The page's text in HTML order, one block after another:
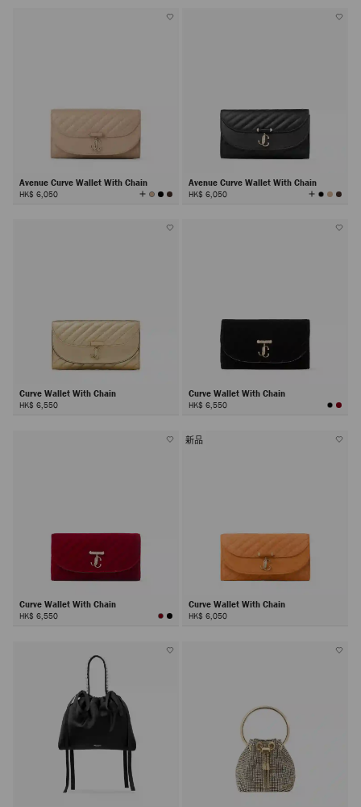
Avenue Curve Wallet With Chain
HK$ 6,050 查
看
Avenue Curve Wallet With Chain
HK$ 6,050 查
看
Curve Wallet With Chain
HK$ 6,550
Curve Wallet With Chain
HK$ 6,550
Curve Wallet With Chain
HK$ 6,550
新品
Curve Wallet With Chain
HK$ 6,050